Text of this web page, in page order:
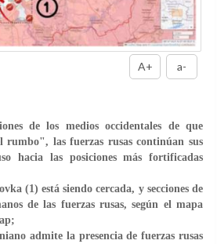
A+ a-
de los medios occidentales de que
las fuerzas rusas continúan sus
hacia las posiciones más fortificadas
(1) está siendo cercada, y secciones de
de las fuerzas rusas, según el mapa
admite la presencia de fuerzas rusas